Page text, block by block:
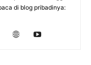
di blog pribadinya: